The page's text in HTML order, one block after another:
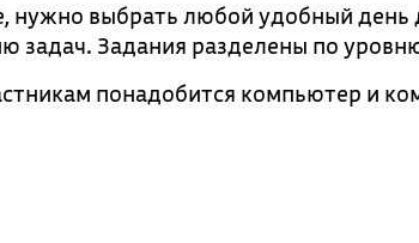
нужно выбрать любой удобный день
задач. Задания разделены по
понадобится компьютер и